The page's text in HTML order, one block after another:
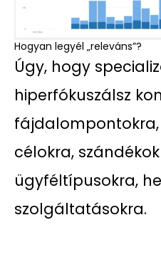
Hogyan legyél „releváns”?
Úgy, hogy
hiperfókuszálsz
célokra,
ügyféltípusokra,
szolgáltatásokra.